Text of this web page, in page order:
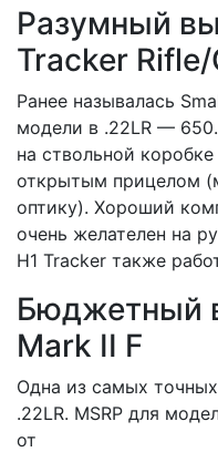
Разумный
Tracker
Ранее называлась
модели в .22LR —
на ствольной
открытым прицелом
оптику). Хороший
очень желателен на
H1 Tracker также
Бюджетный
Mark II F
Одна из самых
.22LR. MSRP для
от